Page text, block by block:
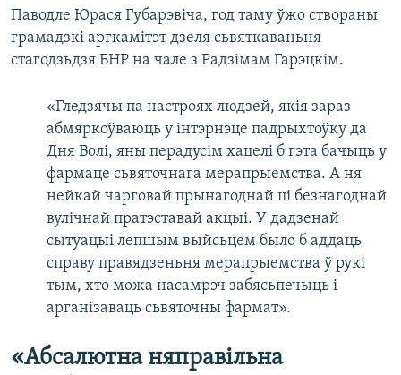
Паводле Юрася Губарэвіча, год таму ўжо створаны
грамадзкі аргкамітэт дзеля сьвяткаваньня
стагодзьдзя БНР на чале з Радзімам Гарэцкім.
«Гледзячы па настроях людзей, якія зараз
абмяркоўваюць у інтэрнэце падрыхтоўку да
Дня Волі, яны перадусім хацелі б гэта бачыць у
фармаце сьвяточнага мерапрыемства. А ня
нейкай чарговай прынагоднай ці безнагоднай
вулічнай пратэставай акцыі. У дадзенай
сытуацыі лепшым выйсьцем было б аддаць
справу правядзеньня мерапрыемства ў рукі
тым, хто можа насамрэч забясьпечыць і
арганізаваць сьвяточны фармат».
«Абсалютна няправільна